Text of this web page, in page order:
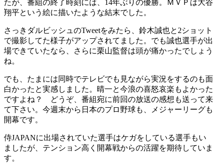
たが、番組の終了時刻には、14年ぶりの優勝。ＭＶＰは大谷
翔平という絵に描いたような結末でした。
さっきダルビッシュのTweetをみたら、鈴木誠也と2ショット
で撮影してた様子がアップされてました。でも誠也選手が出
場できていたなら、さらに栗山監督は頭が痛かったでしょう
ね。
でも、たまには同時でテレビでも見ながら実況をするのも面
白かったと実感しました。晴一と今浪の喜怒哀楽もよかった
ですよね？ どうぞ、番組宛に前回の放送の感想も送って来
て下さい。今週末から日本のプロ野球も、メジャーリーグも
開幕です。
侍JAPANに出場されていた選手はケガをしている選手もい
ましたが、テンション高く開幕戦からの活躍を期待していま
す。